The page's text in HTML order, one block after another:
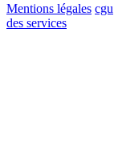
Mentions légales cgu
des services